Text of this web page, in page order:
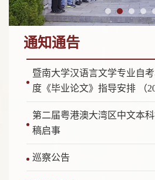
通知通告
暨南大学汉语言文学专业自
度《毕业论文》指导安排 （
第二届粤港澳大湾区中文本
稿启事
巡察公告